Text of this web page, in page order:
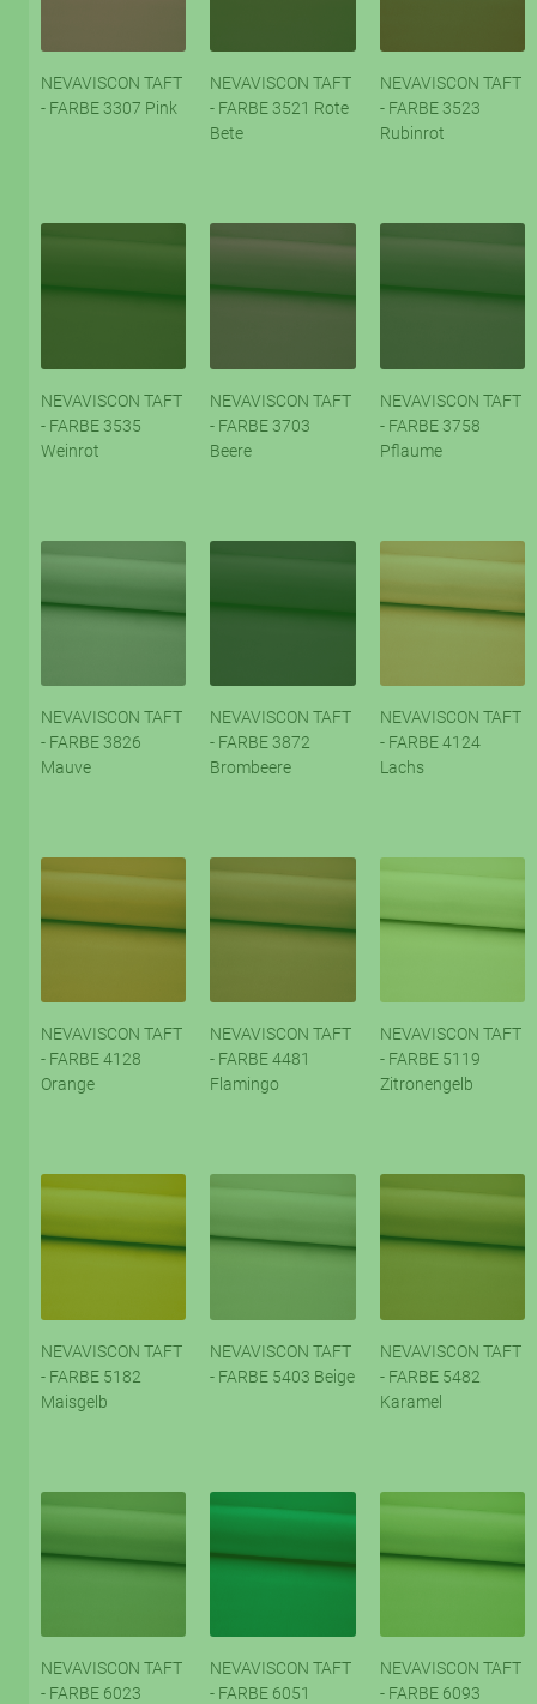
NEVAVISCON TAFT
- FARBE 3307 Pink
NEVAVISCON TAFT
- FARBE 3521 Rote
Bete
NEVAVISCON TAFT
- FARBE 3523
Rubinrot
NEVAVISCON TAFT
- FARBE 3535
Weinrot
NEVAVISCON TAFT
- FARBE 3703
Beere
NEVAVISCON TAFT
- FARBE 3758
Pflaume
NEVAVISCON TAFT
- FARBE 3826
Mauve
NEVAVISCON TAFT
- FARBE 3872
Brombeere
NEVAVISCON TAFT
- FARBE 4124
Lachs
NEVAVISCON TAFT
- FARBE 4128
Orange
NEVAVISCON TAFT
- FARBE 4481
Flamingo
NEVAVISCON TAFT
- FARBE 5119
Zitronengelb
NEVAVISCON TAFT
- FARBE 5182
Maisgelb
NEVAVISCON TAFT
- FARBE 5403 Beige
NEVAVISCON TAFT
- FARBE 5482
Karamel
NEVAVISCON TAFT
- FARBE 6023
NEVAVISCON TAFT
- FARBE 6051
NEVAVISCON TAFT
- FARBE 6093